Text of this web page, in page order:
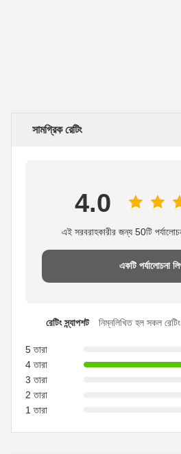
সামগ্রিক রেটিং
4.0
এই সরবরাহকারীর জন্য 50টি
একটি পর্যালোচনা
রেটিং স্ন্যাপশট নিম্নলিখিত হল সকল
5 তারা
4 তারা
3 তারা
2 তারা
1 তারা